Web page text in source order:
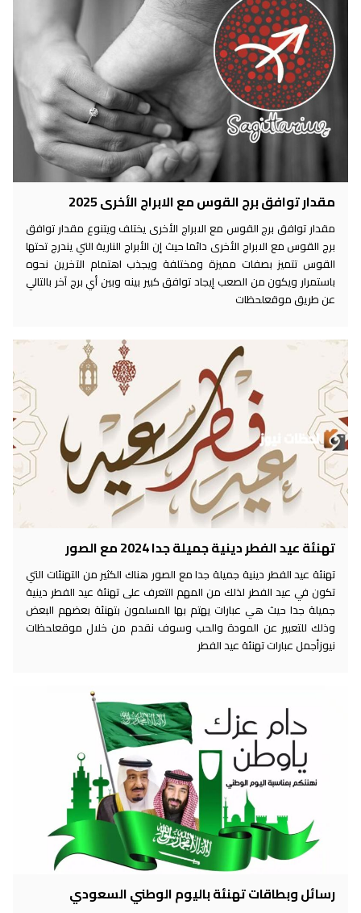
مقدار توافق برج القوس مع الابراج الأخرى 2025
مقدار توافق برج القوس مع الابراج الأخرى يختلف ويتنوع مقدار توافق
برج القوس مع الابراج الأخرى دائما حيث إن الأبراج النارية التي يندرج تحتها
القوس تتميز بصفات مميزة ومختلفة ويجذب اهتمام الآخرين نحوه
باستمرار ويكون من الصعب إيجاد توافق كبير بينه وبين أي برج آخر بالتالي
عن طريق موقعلحظات
تهنئة عيد الفطر دينية جميلة جدا 2024 مع الصور
تهنئة عيد الفطر دينية جميلة جدا مع الصور هناك الكثير من التهنئات التي
تكون في عيد الفطر لذلك من المهم التعرف على تهنئة عيد الفطر دينية
جميلة جدا حيث هي عبارات يهتم بها المسلمون بتهنئة بعضهم البعض
وذلك للتعبير عن المودة والحب وسوف نقدم من خلال موقعلحظات
نيوزأجمل عبارات تهنئة عيد الفطر
رسائل وبطاقات تهنئة باليوم الوطني السعودي